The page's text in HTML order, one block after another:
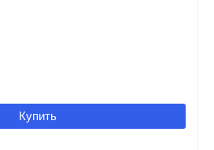
Купить